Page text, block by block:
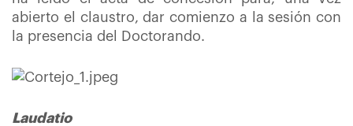
abierto el claustro, dar comienzo a la sesión con
la presencia del Doctorando.
Laudatio